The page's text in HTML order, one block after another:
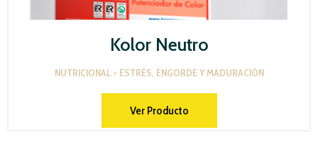
Kolor Neutro
NUTRICIONAL > ESTRÉS, ENGORDE Y MADURACIÓN
Ver Producto